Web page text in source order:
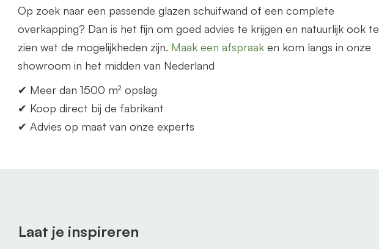
Op zoek naar een passende glazen schuifwand of een complete
overkapping? Dan is het fijn om goed advies te krijgen en natuurlijk ook te
zien wat de mogelijkheden zijn. Maak een afspraak en kom langs in onze
showroom in het midden van Nederland
✔ Meer dan 1500 m² opslag
✔ Koop direct bij de fabrikant
✔ Advies op maat van onze experts
Laat je inspireren